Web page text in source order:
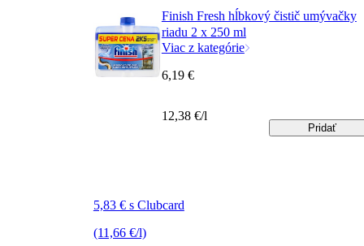
Finish Fresh hĺbkový čistič umývačky
riadu 2 x 250 ml
Viac z kategórie
5,83 € s Clubcard
(11,66 €/l)
6,19 €
12,38 €/l
Pridať